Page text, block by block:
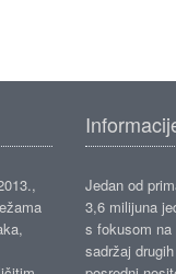
Jedan od
3,6 milijuna
s fokusom
sadržaj